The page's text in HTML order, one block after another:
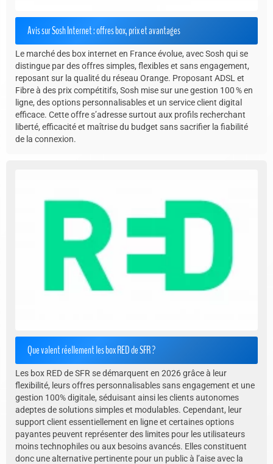
Avis sur Sosh Internet : offres box, prix et avantages
Le marché des box internet en France évolue, avec Sosh qui se
distingue par des offres simples, flexibles et sans engagement,
reposant sur la qualité du réseau Orange. Proposant ADSL et
Fibre à des prix compétitifs, Sosh mise sur une gestion 100 % en
ligne, des options personnalisables et un service client digital
efficace. Cette offre s’adresse surtout aux profils recherchant
liberté, efficacité et maîtrise du budget sans sacrifier la fiabilité
de la connexion.
Que valent réellement les box RED de SFR ?
Les box RED de SFR se démarquent en 2026 grâce à leur
flexibilité, leurs offres personnalisables sans engagement et une
gestion 100% digitale, séduisant ainsi les clients autonomes
adeptes de solutions simples et modulables. Cependant, leur
support client essentiellement en ligne et certaines options
payantes peuvent représenter des limites pour les utilisateurs
moins technophiles ou aux besoins avancés. Elles constituent
donc une alternative pertinente pour un public à l’aise avec la